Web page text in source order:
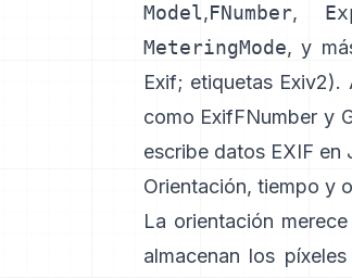
Model,FNumber,
MeteringMode, y
Exif; etiquetas Exiv2).
como ExifFNumber y
escribe datos EXIF en
Orientación, tiempo y
La orientación
almacenan los